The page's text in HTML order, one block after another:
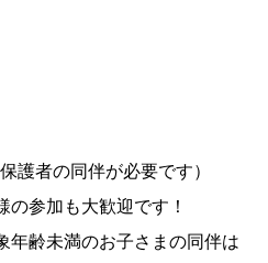
護者の同伴が必要です）
参加も大歓迎です！
年齢未満のお子さまの同伴は